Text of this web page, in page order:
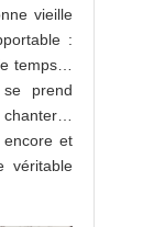
vieille
:
temps…
prend
chanter…
encore et
véritable